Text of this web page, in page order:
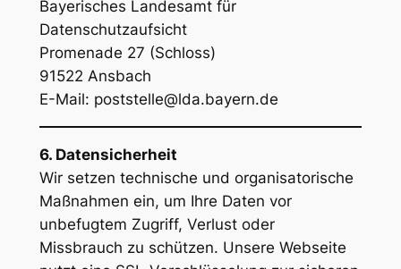
Bayerisches Landesamt für
Datenschutzaufsicht
Promenade 27 (Schloss)
91522 Ansbach
E-Mail: poststelle@lda.bayern.de
6. Datensicherheit
Wir setzen technische und organisatorische
Maßnahmen ein, um Ihre Daten vor
unbefugtem Zugriff, Verlust oder
Missbrauch zu schützen. Unsere Webseite